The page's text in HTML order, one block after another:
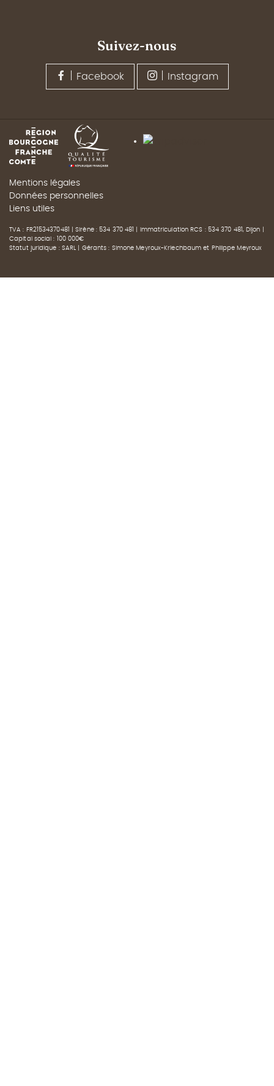
Suivez-nous
Facebook Instagram
Mentions légales
Données personnelles
Liens utiles
TVA : FR21534370481 | Sirène : 534 370 481 | Immatriculation RCS : 534 370 481, Dijon |
Capital social : 100 000€
Statut juridique : SARL | Gérants : Simone Meyroux-Kriechbaum et Philippe Meyroux